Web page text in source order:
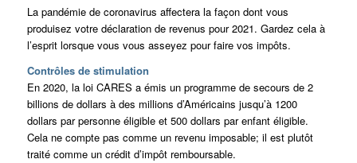
La pandémie de coronavirus affectera la façon dont vous
produisez votre déclaration de revenus pour 2021. Gardez cela à
l’esprit lorsque vous vous asseyez pour faire vos impôts.
Contrôles de stimulation
En 2020, la loi CARES a émis un programme de secours de 2
billions de dollars à des millions d’Américains jusqu’à 1200
dollars par personne éligible et 500 dollars par enfant éligible.
Cela ne compte pas comme un revenu imposable; il est plutôt
traité comme un crédit d’impôt remboursable.